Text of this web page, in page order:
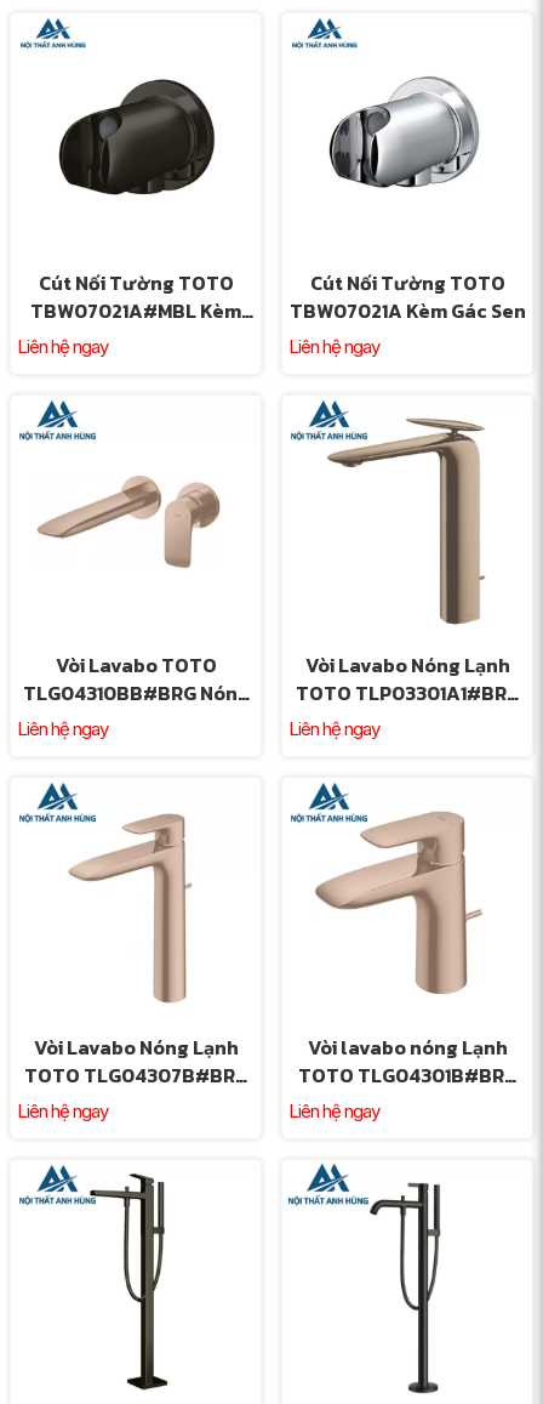
Cút Nối Tường TOTO
TBW07021A#MBL Kèm
Gác Sen Màu Đen Mờ
Liên hệ ngay
Cút Nối Tường TOTO
TBW07021A Kèm Gác Sen
Liên hệ ngay
Vòi Lavabo TOTO
TLG04310BB#BRG Nóng
Lạnh Gắn Tường Màu
Vàng Hồng
Liên hệ ngay
Vòi Lavabo Nóng Lạnh
TOTO TLP03301A1#BRG
Cổ Cao Vàng Hồng
Liên hệ ngay
Vòi Lavabo Nóng Lạnh
TOTO TLG04307B#BRG
Thân Cao Màu Vàng Hồng
Liên hệ ngay
Vòi lavabo nóng Lạnh
TOTO TLG04301B#BRG
Màu Vàng Hồng
Liên hệ ngay